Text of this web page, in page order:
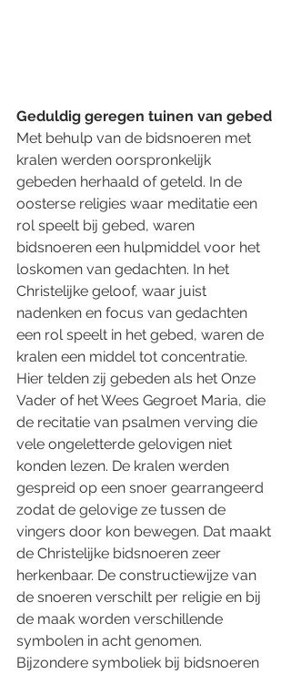
Geduldig geregen tuinen van gebed
Met behulp van de bidsnoeren met
kralen werden oorspronkelijk
gebeden herhaald of geteld. In de
oosterse religies waar meditatie een
rol speelt bij gebed, waren
bidsnoeren een hulpmiddel voor het
loskomen van gedachten. In het
Christelijke geloof, waar juist
nadenken en focus van gedachten
een rol speelt in het gebed, waren de
kralen een middel tot concentratie.
Hier telden zij gebeden als het Onze
Vader of het Wees Gegroet Maria, die
de recitatie van psalmen verving die
vele ongeletterde gelovigen niet
konden lezen. De kralen werden
gespreid op een snoer gearrangeerd
zodat de gelovige ze tussen de
vingers door kon bewegen. Dat maakt
de Christelijke bidsnoeren zeer
herkenbaar. De constructiewijze van
de snoeren verschilt per religie en bij
de maak worden verschillende
symbolen in acht genomen.
Bijzondere symboliek bij bidsnoeren